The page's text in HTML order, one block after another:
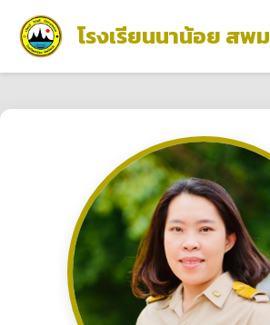
โรงเรียนนาน้อย สพ